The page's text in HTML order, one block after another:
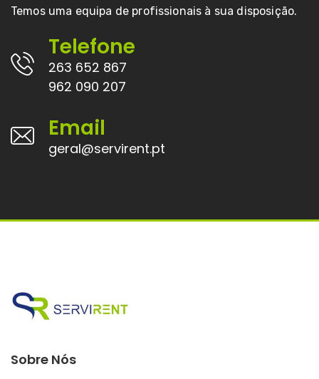
Temos uma equipa de profissionais à sua disposição.
Telefone
263 652 867
962 090 207
Email
geral@servirent.pt
Sobre Nós